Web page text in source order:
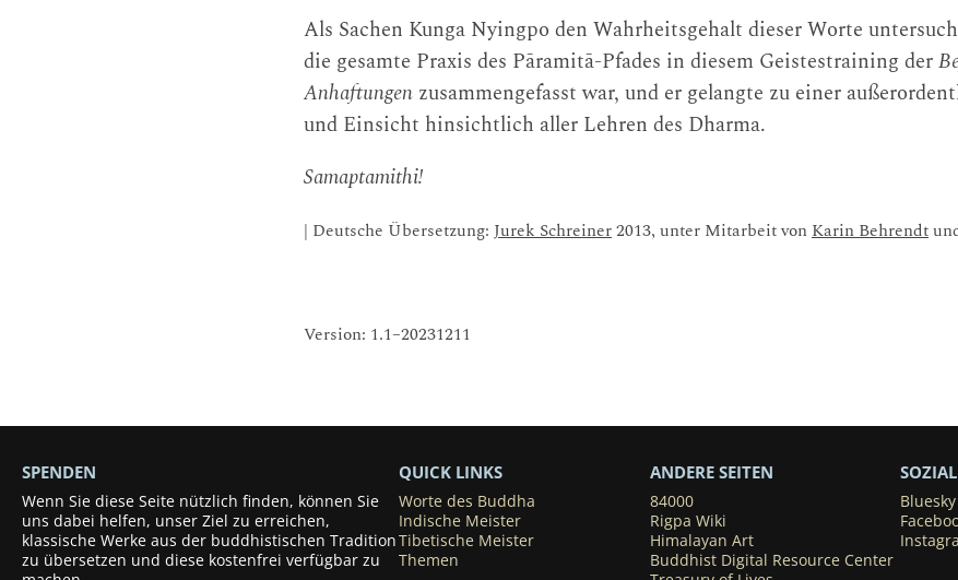
Als Sachen Kunga Nyingpo den Wahrheitsgehalt dieser Worte
die gesamte Praxis des Pāramitā-Pfades in diesem Geistestraining der
Anhaftungen zusammengefasst war, und er gelangte zu einer
und Einsicht hinsichtlich aller Lehren des Dharma.
Samaptamithi!
| Deutsche Übersetzung: Jurek Schreiner2013, unter Mitarbeit von Karin Behrendt
Version: 1.1–20231211
SPENDEN
Wenn Sie diese Seite nützlich finden, können Sie
uns dabei helfen, unser Ziel zu erreichen,
klassische Werke aus der buddhistischen Tradition
zu übersetzen und diese kostenfrei verfügbar zu
QUICK LINKS
Worte des Buddha
Indische Meister
Tibetische Meister
Themen
ANDERE SEITEN
84000
Rigpa Wiki
Himalayan Art
Buddhist Digital Resource Center
Bluesky